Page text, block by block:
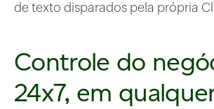
de texto disparados pela própria
Controle do
24x7, em